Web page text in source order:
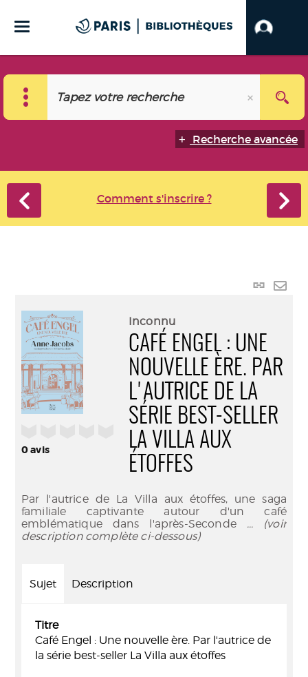
Recherche avancée
Comment s'inscrire ?
Lien
0avis
Inconnu
CAFÉ ENGEL : UNE
NOUVELLE ÈRE. PAR
L'AUTRICE DE LA
SÉRIE BEST-SELLER
LA VILLA AUX
ÉTOFFES
Par l'autrice de La Villa aux étoffes, une saga
familiale captivante autour d'un café
emblématique dans l'après-Seconde ... (voir
description complète ci-dessous)
Sujet Description
Titre
Café Engel : Une nouvelle ère. Par l'autrice de
la série best-seller La Villa aux étoffes